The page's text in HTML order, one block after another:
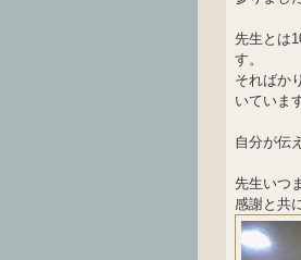
先生とは
す。
そればか
いていま
自分が伝
先生いつ
感謝と共